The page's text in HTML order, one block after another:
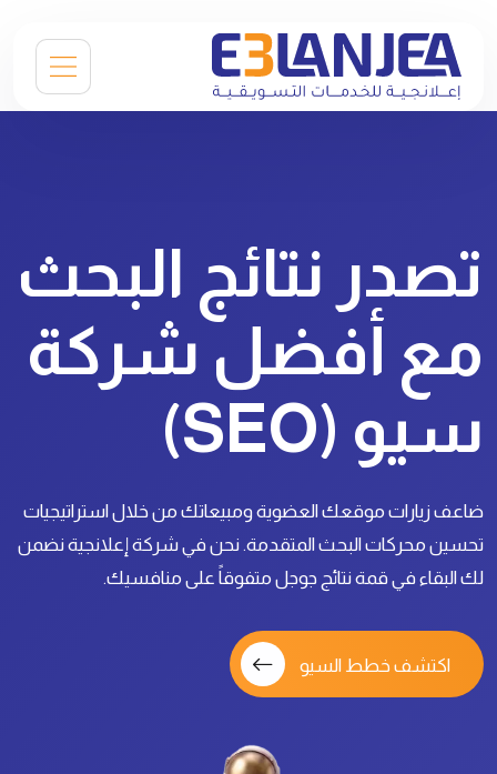
تصدر نتائج البحث
مع أفضل شركة
سيو (SEO)
ضاعف زيارات موقعك العضوية ومبيعاتك من خلال استراتيجيات
تحسين محركات البحث المتقدمة. نحن في شركة إعلانجية نضمن
لك البقاء في قمة نتائج جوجل متفوقاً على منافسيك.
اكتشف خطط السيو